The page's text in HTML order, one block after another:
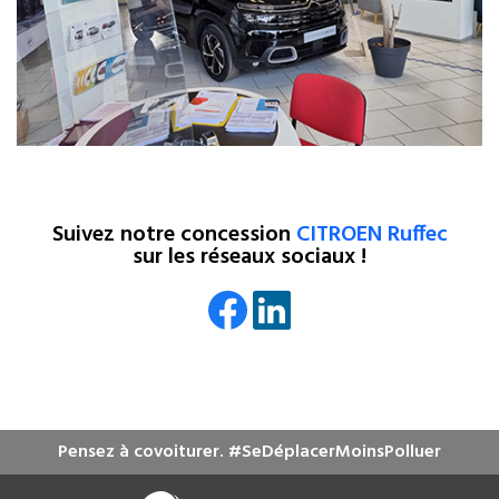
Sur cet espace en ligne, vous pouvez consulter notre stock
de voitures neuves et d’occasion et prendre un rendez-vous
pour l'entretien et la réparation de votre véhicule.
Suivez notre concession CITROEN Ruffec
sur les réseaux sociaux !
Pensez à covoiturer. #SeDéplacerMoinsPolluer